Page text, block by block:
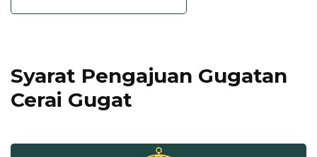
Syarat Pengajuan Gugatan
Cerai Gugat